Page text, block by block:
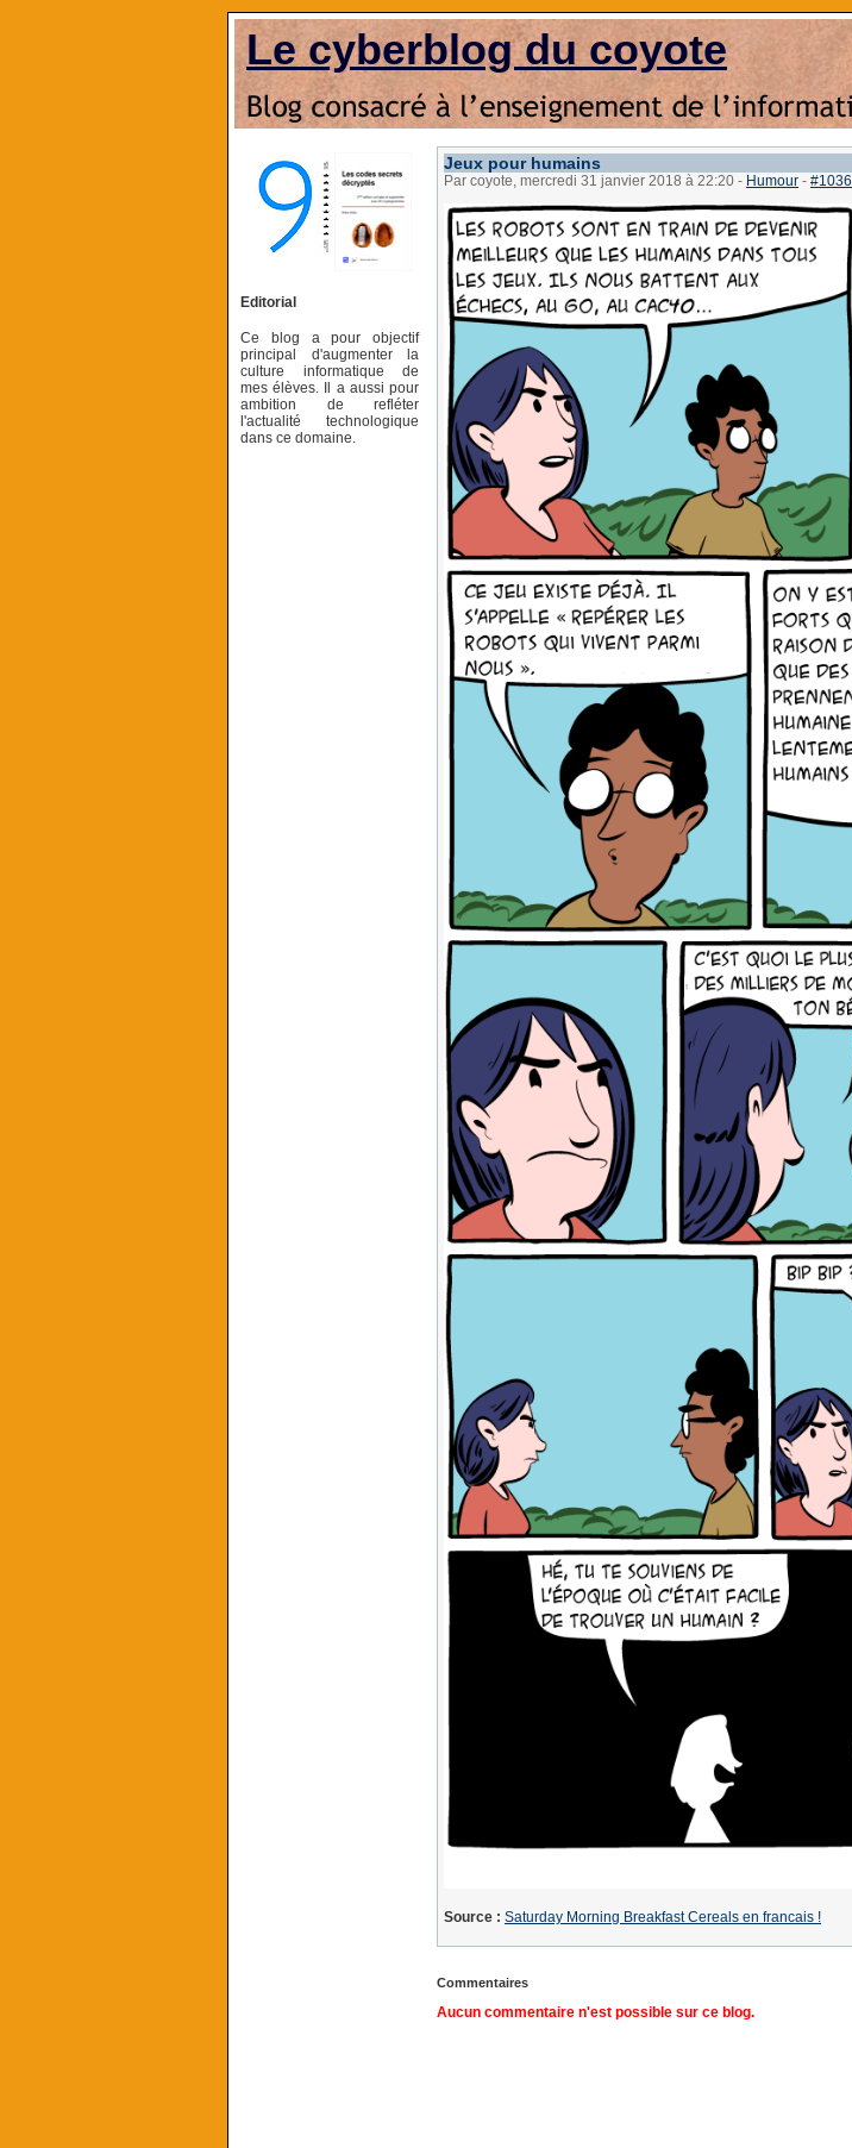
Le cyberblog du coyote
Editorial
Ce blog a pour objectif
principal d'augmenter la
culture informatique de
mes élèves. Il a aussi pour
ambition de refléter
l'actualité technologique
dans ce domaine.
Jeux pour humains
Par coyote, mercredi 31 janvier 2018 à 22:20 - Humour - #1036
Source : Saturday Morning Breakfast Cereals en francais !
Commentaires
Aucun commentaire n'est possible sur ce blog.